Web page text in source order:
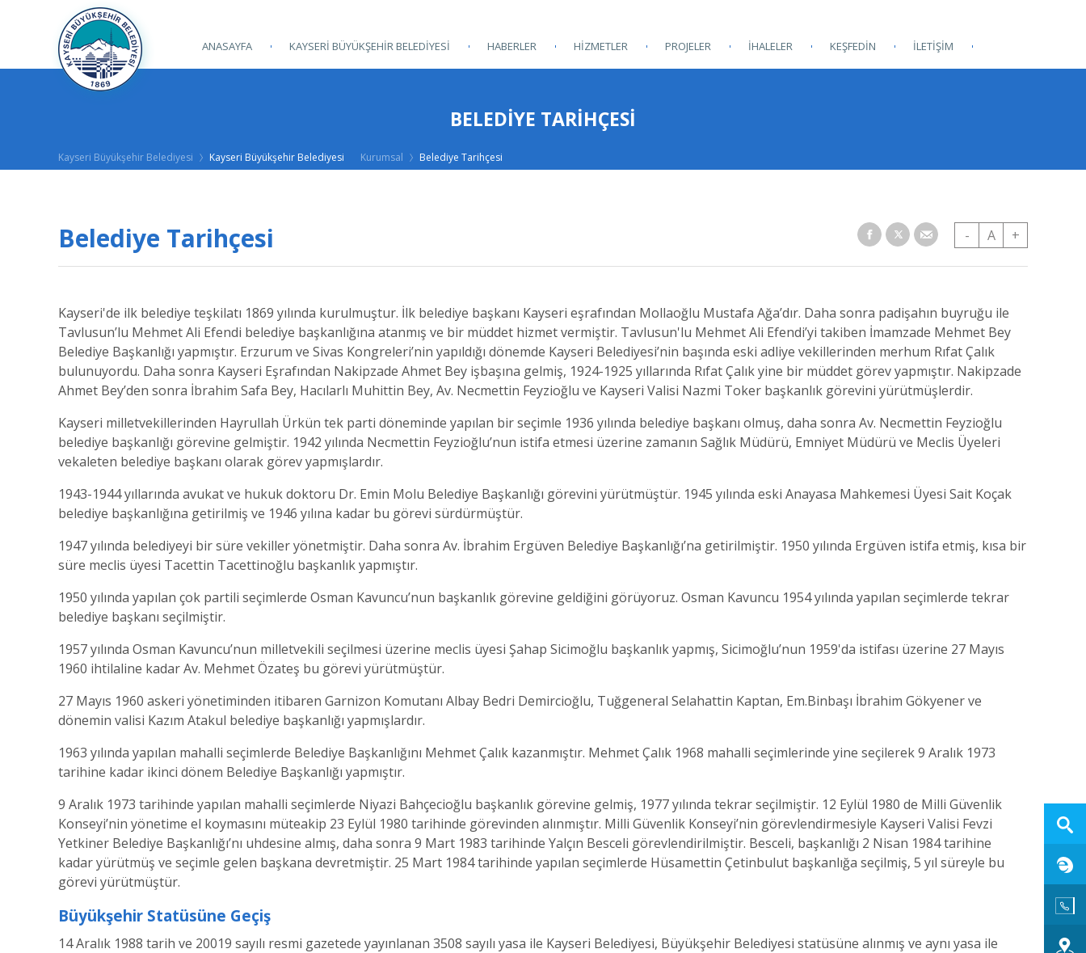
ANASAYFA KAYSERİ BÜYÜKŞEHİR BELEDİYESİ HABERLER HİZMETLER PROJELER İHALELER KEŞFEDİN İLETİŞİM
BELEDIYE TARIHÇESI
Kayseri Büyükşehir Belediyesi Kayseri Büyükşehir Belediyesi Kurumsal Belediye Tarihçesi
Belediye Tarihçesi - A +
Kayseri'de ilk belediye teşkilatı 1869 yılında kurulmuştur. İlk belediye başkanı Kayseri eşrafından Mollaoğlu Mustafa Ağa’dır. Daha sonra padişahın buyruğu ile
Tavlusun’lu Mehmet Ali Efendi belediye başkanlığına atanmış ve bir müddet hizmet vermiştir. Tavlusun'lu Mehmet Ali Efendi’yi takiben İmamzade Mehmet Bey
Belediye Başkanlığı yapmıştır. Erzurum ve Sivas Kongreleri’nin yapıldığı dönemde Kayseri Belediyesi’nin başında eski adliye vekillerinden merhum Rıfat Çalık
bulunuyordu. Daha sonra Kayseri Eşrafından Nakipzade Ahmet Bey işbaşına gelmiş, 1924-1925 yıllarında Rıfat Çalık yine bir müddet görev yapmıştır. Nakipzade
Ahmet Bey’den sonra İbrahim Safa Bey, Hacılarlı Muhittin Bey, Av. Necmettin Feyzioğlu ve Kayseri Valisi Nazmi Toker başkanlık görevini yürütmüşlerdir.
Kayseri milletvekillerinden Hayrullah Ürkün tek parti döneminde yapılan bir seçimle 1936 yılında belediye başkanı olmuş, daha sonra Av. Necmettin Feyzioğlu
belediye başkanlığı görevine gelmiştir. 1942 yılında Necmettin Feyzioğlu’nun istifa etmesi üzerine zamanın Sağlık Müdürü, Emniyet Müdürü ve Meclis Üyeleri
vekaleten belediye başkanı olarak görev yapmışlardır.
1943-1944 yıllarında avukat ve hukuk doktoru Dr. Emin Molu Belediye Başkanlığı görevini yürütmüştür. 1945 yılında eski Anayasa Mahkemesi Üyesi Sait Koçak
belediye başkanlığına getirilmiş ve 1946 yılına kadar bu görevi sürdürmüştür.
1947 yılında belediyeyi bir süre vekiller yönetmiştir. Daha sonra Av. İbrahim Ergüven Belediye Başkanlığı’na getirilmiştir. 1950 yılında Ergüven istifa etmiş, kısa bir
süre meclis üyesi Tacettin Tacettinoğlu başkanlık yapmıştır.
1950 yılında yapılan çok partili seçimlerde Osman Kavuncu’nun başkanlık görevine geldiğini görüyoruz. Osman Kavuncu 1954 yılında yapılan seçimlerde tekrar
belediye başkanı seçilmiştir.
1957 yılında Osman Kavuncu’nun milletvekili seçilmesi üzerine meclis üyesi Şahap Sicimoğlu başkanlık yapmış, Sicimoğlu’nun 1959'da istifası üzerine 27 Mayıs
1960 ihtilaline kadar Av. Mehmet Özateş bu görevi yürütmüştür.
27 Mayıs 1960 askeri yönetiminden itibaren Garnizon Komutanı Albay Bedri Demircioğlu, Tuğgeneral Selahattin Kaptan, Em.Binbaşı İbrahim Gökyener ve
dönemin valisi Kazım Atakul belediye başkanlığı yapmışlardır.
1963 yılında yapılan mahalli seçimlerde Belediye Başkanlığını Mehmet Çalık kazanmıştır. Mehmet Çalık 1968 mahalli seçimlerinde yine seçilerek 9 Aralık 1973
tarihine kadar ikinci dönem Belediye Başkanlığı yapmıştır.
9 Aralık 1973 tarihinde yapılan mahalli seçimlerde Niyazi Bahçecioğlu başkanlık görevine gelmiş, 1977 yılında tekrar seçilmiştir. 12 Eylül 1980 de Milli Güvenlik
Konseyi’nin yönetime el koymasını müteakip 23 Eylül 1980 tarihinde görevinden alınmıştır. Milli Güvenlik Konseyi’nin görevlendirmesiyle Kayseri Valisi Fevzi
Yetkiner Belediye Başkanlığı’nı uhdesine almış, daha sonra 9 Mart 1983 tarihinde Yalçın Besceli görevlendirilmiştir. Besceli, başkanlığı 2 Nisan 1984 tarihine
kadar yürütmüş ve seçimle gelen başkana devretmiştir. 25 Mart 1984 tarihinde yapılan seçimlerde Hüsamettin Çetinbulut başkanlığa seçilmiş, 5 yıl süreyle bu
görevi yürütmüştür.
Büyükşehir Statüsüne Geçiş
14 Aralık 1988 tarih ve 20019 sayılı resmi gazetede yayınlanan 3508 sayılı yasa ile Kayseri Belediyesi, Büyükşehir Belediyesi statüsüne alınmış ve aynı yasa ile